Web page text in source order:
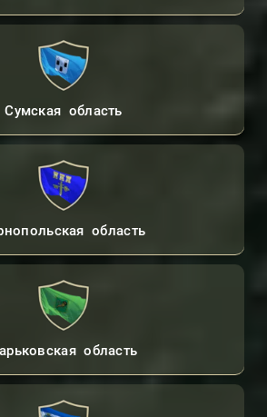
Сумская область
область
область